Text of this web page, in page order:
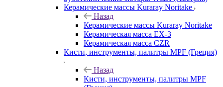
Керамические массы Kuraray Noritake
Назад
Керамические массы Kuraray Noritake
Керамическая масса EX-3
Керамическая масса CZR
Кисти, инструменты, палитры MPF (Греция)
Назад
Кисти, инструменты, палитры MPF